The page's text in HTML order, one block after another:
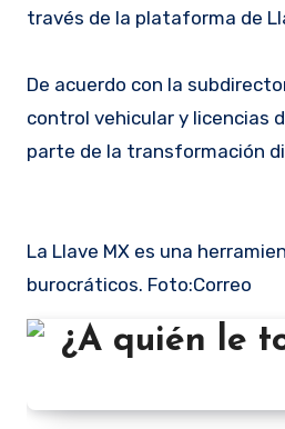
través de la plataforma de
De acuerdo con la
control vehicular y licencias
parte de la transformación
La Llave MX es una
burocráticos. Foto:Correo